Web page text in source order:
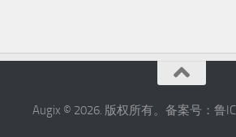
Augix © 2026. 版权所有。备案号：鲁